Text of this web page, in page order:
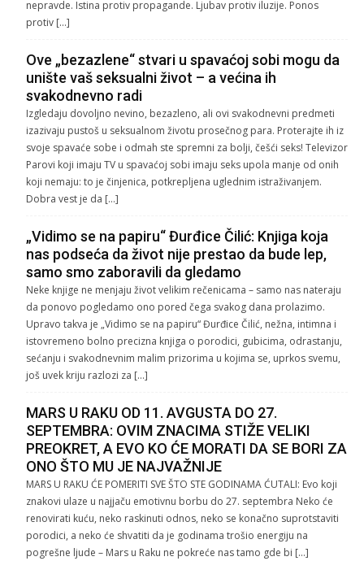
nepravde. Istina protiv propagande. Ljubav protiv iluzije. Ponos
protiv […]
Ove „bezazlene“ stvari u spavaćoj sobi mogu da
unište vaš seksualni život – a većina ih
svakodnevno radi
Izgledaju dovoljno nevino, bezazleno, ali ovi svakodnevni predmeti
izazivaju pustoš u seksualnom životu prosečnog para. Proterajte ih iz
svoje spavaće sobe i odmah ste spremni za bolji, češći seks! Televizor
Parovi koji imaju TV u spavaćoj sobi imaju seks upola manje od onih
koji nemaju: to je činjenica, potkrepljena uglednim istraživanjem.
Dobra vest je da […]
„Vidimo se na papiru“ Đurđice Čilić: Knjiga koja
nas podseća da život nije prestao da bude lep,
samo smo zaboravili da gledamo
Neke knjige ne menjaju život velikim rečenicama – samo nas nateraju
da ponovo pogledamo ono pored čega svakog dana prolazimo.
Upravo takva je „Vidimo se na papiru“ Đurđice Čilić, nežna, intimna i
istovremeno bolno precizna knjiga o porodici, gubicima, odrastanju,
sećanju i svakodnevnim malim prizorima u kojima se, uprkos svemu,
još uvek kriju razlozi za […]
MARS U RAKU OD 11. AVGUSTA DO 27.
SEPTEMBRA: OVIM ZNACIMA STIŽE VELIKI
PREOKRET, A EVO KO ĆE MORATI DA SE BORI ZA
ONO ŠTO MU JE NAJVAŽNIJE
MARS U RAKU ĆE POMERITI SVE ŠTO STE GODINAMA ĆUTALI: Evo koji
znakovi ulaze u najjaču emotivnu borbu do 27. septembra Neko će
renovirati kuću, neko raskinuti odnos, neko se konačno suprotstaviti
porodici, a neko će shvatiti da je godinama trošio energiju na
pogrešne ljude – Mars u Raku ne pokreće nas tamo gde bi […]